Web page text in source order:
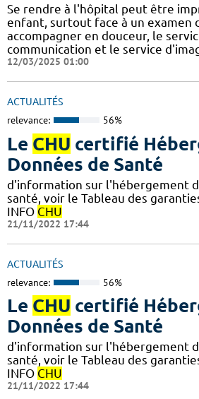
​​​Se rendre à l'hôpital peut être
enfant, surtout face à un examen
accompagner en douceur, le
communication et le service
12/03/2025 01:00
ACTUALITÉS
relevance: 56%
Le CHU certifié
Données de Santé
d'information sur l'hébergement
santé, voir le Tableau des
INFO CHU
21/11/2022 17:44
ACTUALITÉS
relevance: 56%
Le CHU certifié
Données de Santé
d'information sur l'hébergement
santé, voir le Tableau des
INFO CHU
21/11/2022 17:44